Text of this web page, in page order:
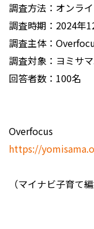
調査方法：オンラ
調査時期：2024年
調査主体：
調査対象：ヨミサ
回答者数：100名
Overfocus
https://
（マイナビ子育て編